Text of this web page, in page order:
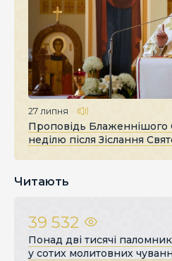
27 липня
Проповідь Блаженнішого
неділю після Зіслання
Читають
39 532
Понад дві тисячі
у сотих молитовних